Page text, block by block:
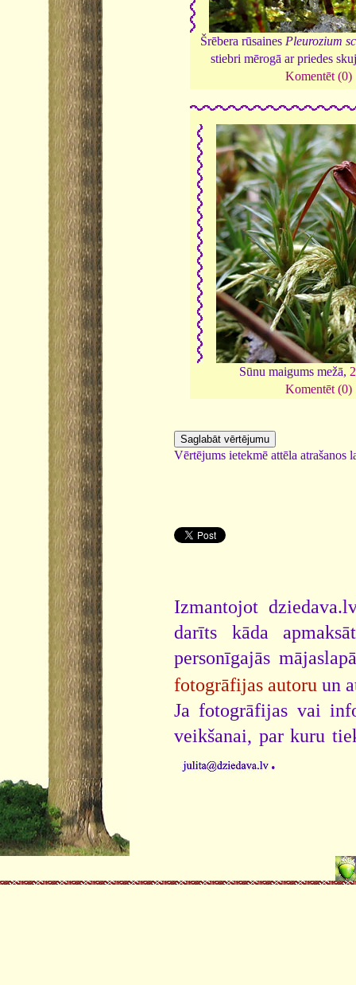
Šrēbera rūsaines Pleurozium
stiebri mērogā ar priedes
Komentēt (0)
Sūnu maigums mežā,
Komentēt (0)
Vērtējums ietekmē attēla atrašanos
Izmantojot
darīts kāda
personīgajās
fotogrāfijas autoru un
Ja fotogrāfijas vai
veikšanai, par kuru
.